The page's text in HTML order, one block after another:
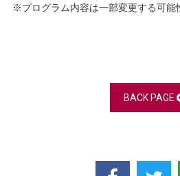
※プログラム内容は一部変更する可能
BACK PAGE